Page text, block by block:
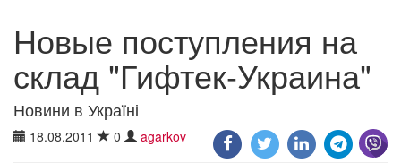
Новые поступления на
склад "Гифтек-Украина"
Новини в Україні
18.08.2011 0 agarkov